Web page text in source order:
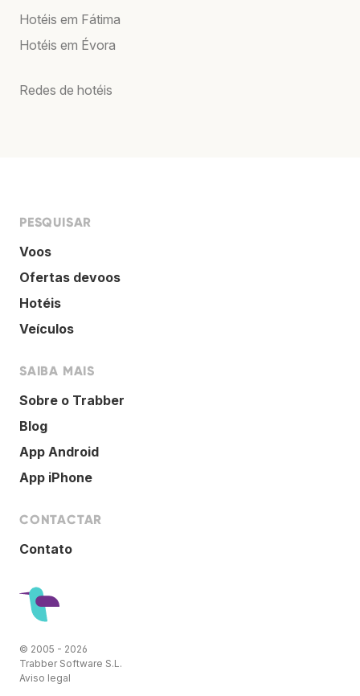
Hotéis em Fátima
Hotéis em Évora
Redes de hotéis
PESQUISAR
Voos
Ofertas devoos
Hotéis
Veículos
SAIBA MAIS
Sobre o Trabber
Blog
App Android
App iPhone
CONTACTAR
Contato
© 2005 - 2026
Trabber Software S.L.
Aviso legal